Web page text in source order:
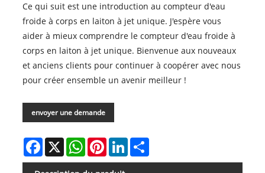
Ce qui suit est une introduction au compteur d'eau
froide à corps en laiton à jet unique. J'espère vous
aider à mieux comprendre le compteur d'eau froide à
corps en laiton à jet unique. Bienvenue aux nouveaux
et anciens clients pour continuer à coopérer avec nous
pour créer ensemble un avenir meilleur !
envoyer une demande
Facebook
X WhatsAppPinterestLinkedInShare